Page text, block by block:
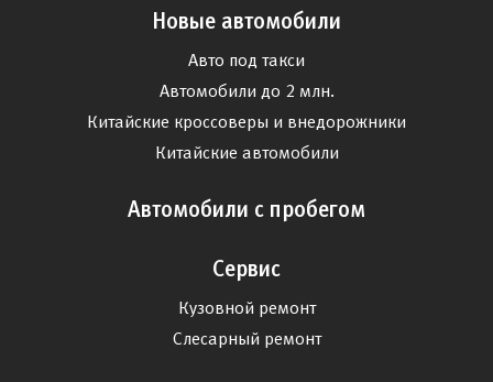
Новые автомобили
Авто под такси
Автомобили до 2 млн.
Китайские кроссоверы и внедорожники
Китайские автомобили
Автомобили с пробегом
Сервис
Кузовной ремонт
Слесарный ремонт